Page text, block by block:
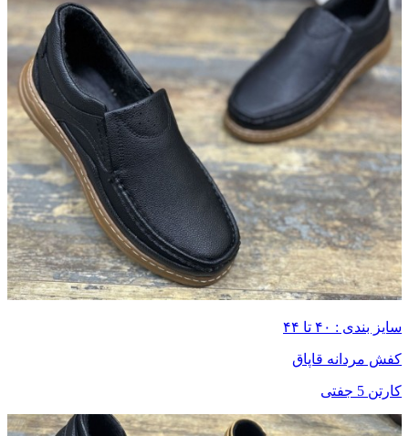
سایز بندی : ۴۰ تا ۴۴
کفش مردانه قاپاق
کارتن 5 جفتی